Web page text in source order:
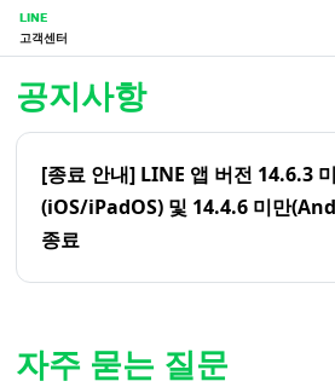
LINE
고객센터
공지사항
[종료 안내] LINE 앱 버전 14.6.3
(iOS/iPadOS) 및 14.4.6 미만
종료
자주 묻는 질문